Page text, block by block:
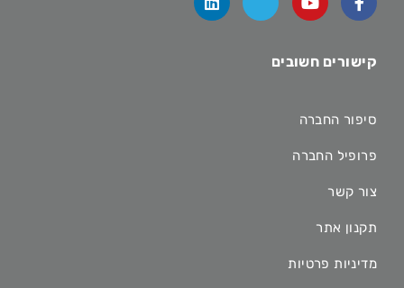
קישורים חשובים
סיפור החברה
פרופיל החברה
צור קשר
תקנון אתר
מדיניות פרטיות